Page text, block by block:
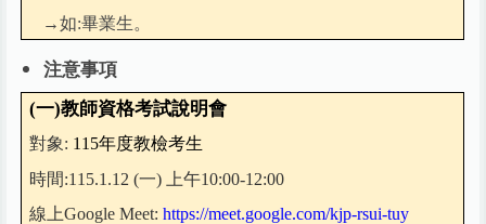
→如:畢業生。
注意事項
(一)教師資格考試說明會
對象: 115年度教檢考生
時間:115.1.12 (一) 上午10:00-12:00
線上Google Meet:https://meet.google.com/kjp-rsui-tuy